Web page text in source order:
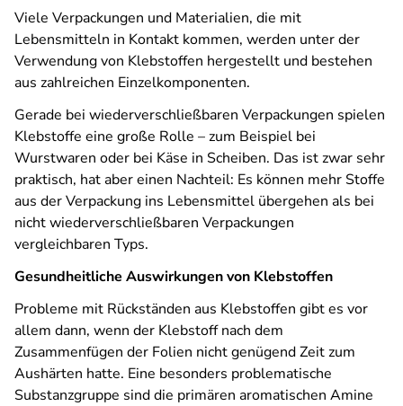
Viele Verpackungen und Materialien, die mit
Lebensmitteln in Kontakt kommen, werden unter der
Verwendung von Klebstoffen hergestellt und bestehen
aus zahlreichen Einzelkomponenten.
Gerade bei wiederverschließbaren Verpackungen spielen
Klebstoffe eine große Rolle – zum Beispiel bei
Wurstwaren oder bei Käse in Scheiben. Das ist zwar sehr
praktisch, hat aber einen Nachteil: Es können mehr Stoffe
aus der Verpackung ins Lebensmittel übergehen als bei
nicht wiederverschließbaren Verpackungen
vergleichbaren Typs.
Gesundheitliche Auswirkungen von Klebstoffen
Probleme mit Rückständen aus Klebstoffen gibt es vor
allem dann, wenn der Klebstoff nach dem
Zusammenfügen der Folien nicht genügend Zeit zum
Aushärten hatte. Eine besonders problematische
Substanzgruppe sind die primären aromatischen Amine